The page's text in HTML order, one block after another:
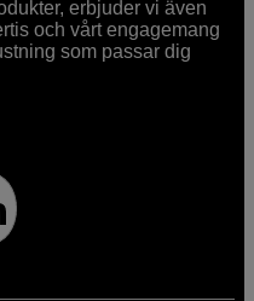
erbjuder vi även
och vårt engagemang
som passar dig